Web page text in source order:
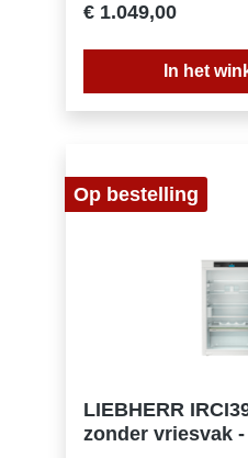
CEnergieverbruik per
0,3Energiekosten per
efficiëntie index:
koelcircuits: 1Aantal
€ 1.049,00
In het
Op bestelling
LIEBHERR
zonder vriesvak -